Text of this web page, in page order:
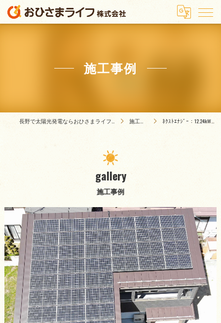
施工事例
施工事例 ﾈｸｽﾄｴﾅｼﾞｰ：12.24kW／36枚
施工事例
gallery